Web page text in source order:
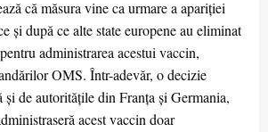
că măsura vine ca urmare a apariției
și după ce alte state europene au eliminat
administrarea acestui vaccin,
OMS. Într-adevăr, o decizie
și de autoritățile din Franța și Germania,
acest vaccin doar